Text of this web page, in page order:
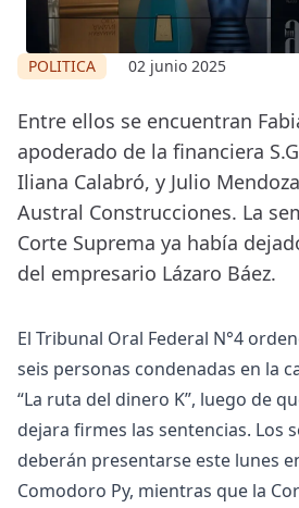
POLITICA 02 junio 2025
Entre ellos se encuentran
apoderado de la financiera
Iliana Calabró, y Julio
Austral Construcciones. La
Corte Suprema ya había
del empresario Lázaro Báez.
El Tribunal Oral Federal N°4
seis personas condenadas en la
“La ruta del dinero K”, luego de
dejara firmes las sentencias. Los
deberán presentarse este lunes
Comodoro Py, mientras que la